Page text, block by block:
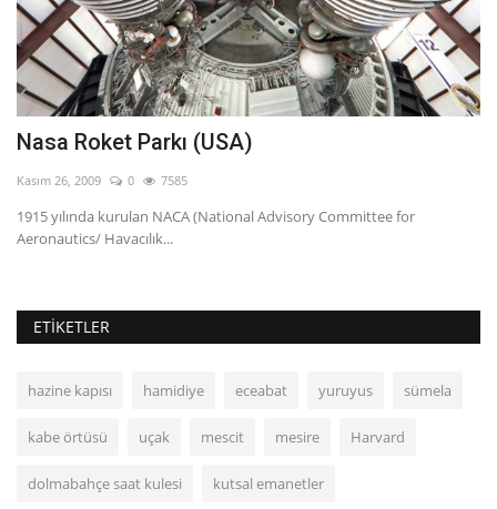
Nasa Roket Parkı (USA)
Kasım 26, 2009 0 7585
1915 yılında kurulan NACA (National Advisory Committee for
Aeronautics/ Havacılık...
ETIKETLER
hazine kapısı hamidiye eceabat yuruyus sümela
kabe örtüsü uçak mescit mesire Harvard
dolmabahçe saat kulesi kutsal emanetler